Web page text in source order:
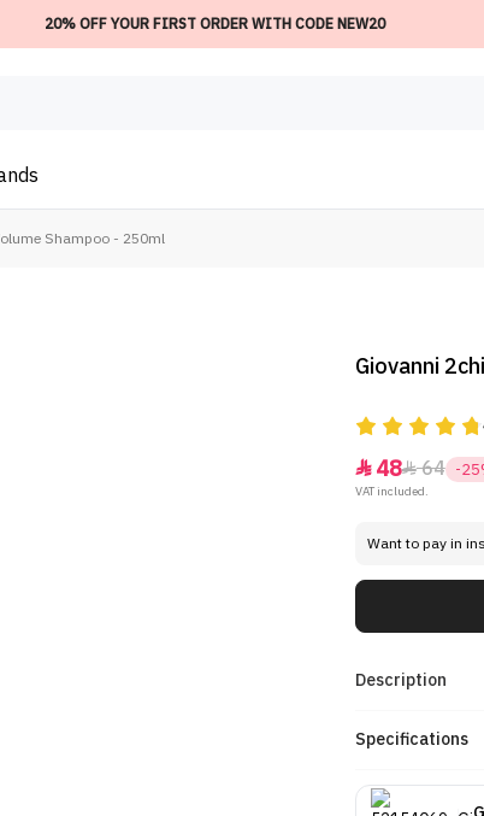
20% OFF YOUR FIRST ORDER WITH CODE NEW20
Shampoo - 250ml
Giovanni
4864 -
VAT included.
Want to pay in
Description
Specifications